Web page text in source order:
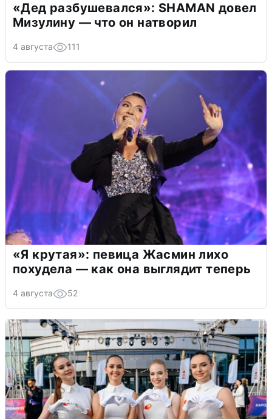
«Дед разбушевался»: SHAMAN довел
Мизулину — что он натворил
4 августа 111
«Я крутая»: певица Жасмин лихо
похудела — как она выглядит теперь
4 августа 52